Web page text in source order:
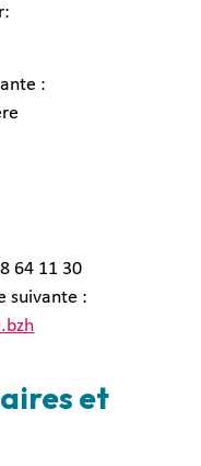
:
64 11 30
suivante :
et